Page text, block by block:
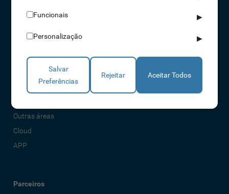
Soluções
Acessos
Torniquetes
Parques Auto
Rondas e Serviços
Outras áreas
Cloud
APP
Parceiros
Funcionais ▶
Personalização ▶
Salvar
Preferências
Rejeitar Aceitar Todos